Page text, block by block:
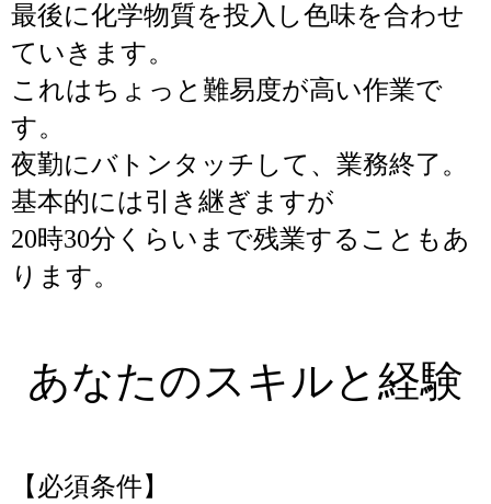
最後に化学物質を投入し色味を合わせ
ていきます。
これはちょっと難易度が高い作業で
す。
夜勤にバトンタッチして、業務終了。
基本的には引き継ぎますが
20時30分くらいまで残業することもあ
ります。
あなたのスキルと経験
【必須条件】